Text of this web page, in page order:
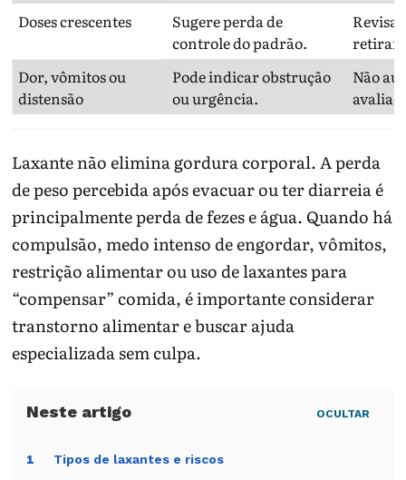
Doses crescentes
Sugere perda de
controle do padrão.
retirar
Dor, vômitos ou
distensão
Pode indicar obstrução
ou urgência.
Não
Laxante não elimina gordura corporal. A perda
de peso percebida após evacuar ou ter diarreia é
principalmente perda de fezes e água. Quando há
compulsão, medo intenso de engordar, vômitos,
restrição alimentar ou uso de laxantes para
“compensar” comida, é importante considerar
transtorno alimentar e buscar ajuda
especializada sem culpa.
OCULTAR
1 Tipos de laxantes e riscos